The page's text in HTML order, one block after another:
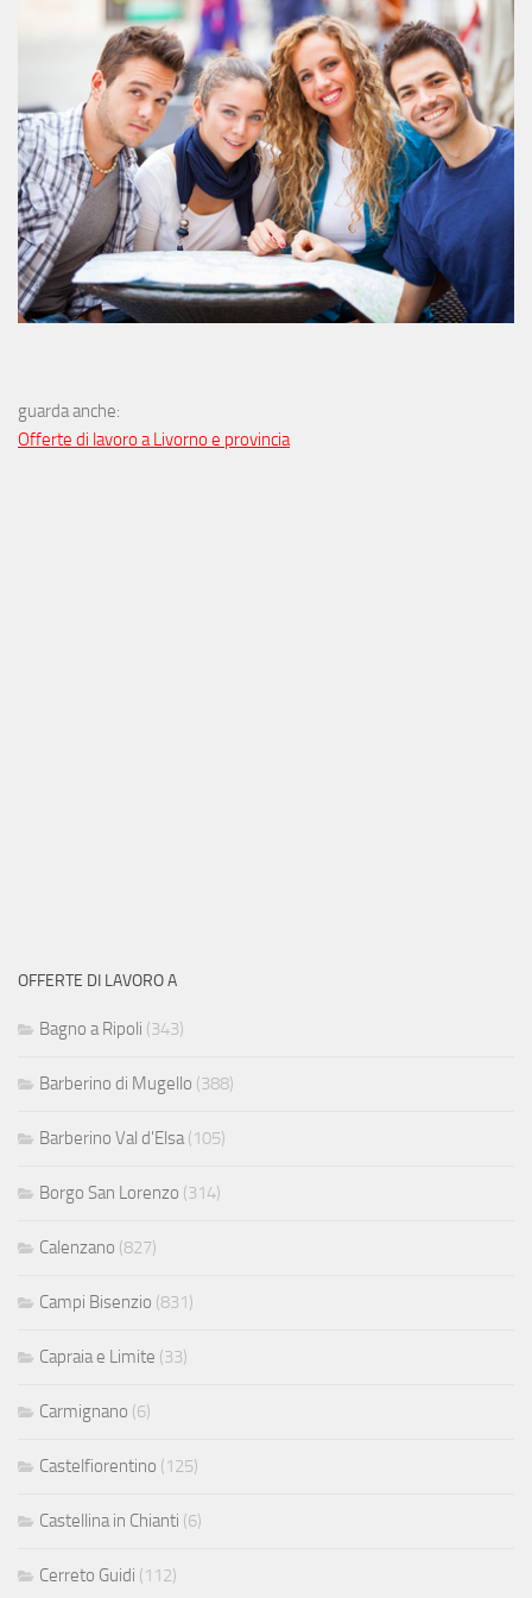
guarda anche:
Offerte di lavoro a Livorno e provincia
OFFERTE DI LAVORO A
Bagno a Ripoli (343)
Barberino di Mugello (388)
Barberino Val d'Elsa(105)
Borgo San Lorenzo (314)
Calenzano (827)
Campi Bisenzio (831)
Capraia e Limite (33)
Carmignano (6)
Castelfiorentino (125)
Castellina in Chianti (6)
Cerreto Guidi (112)